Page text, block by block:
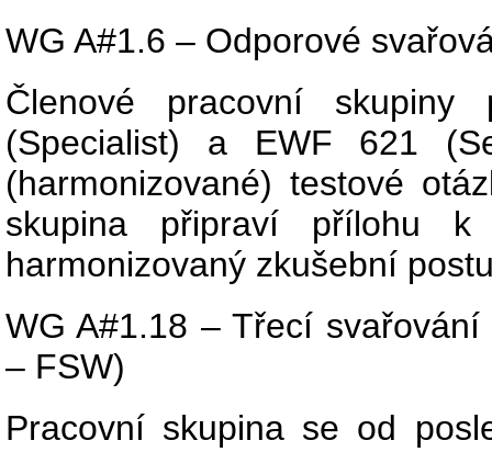
WG A#1.6 – Odporové
Členové pracovní skupiny
(Specialist) a EWF 621
(harmonizované) testové
skupina připraví přílohu
harmonizovaný zkušební
WG A#1.18 – Třecí
– FSW)
Pracovní skupina se od